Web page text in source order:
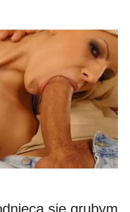
się grubym